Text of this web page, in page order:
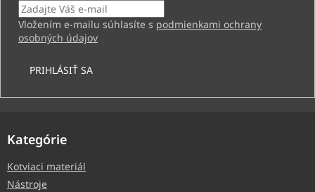
Vložením e-mailu súhlasíte s podmienkami ochrany
osobných údajov
PRIHLÁSIŤ SA
Kategórie
Kotviaci materiál
Nástroje